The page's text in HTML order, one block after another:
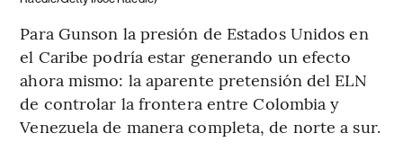
Para Gunson la presión de Estados Unidos en
el Caribe podría estar generando un efecto
ahora mismo: la aparente pretensión del ELN
de controlar la frontera entre Colombia y
Venezuela de manera completa, de norte a sur.